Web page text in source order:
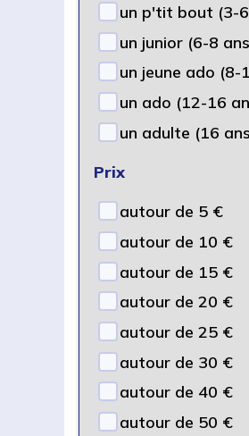
un p'tit bout (3-
un junior (6-8
un jeune ado (8-
un ado (12-16
un adulte (16
Prix
autour de 5 €
autour de 10 €
autour de 15 €
autour de 20 €
autour de 25 €
autour de 30 €
autour de 40 €
autour de 50 €